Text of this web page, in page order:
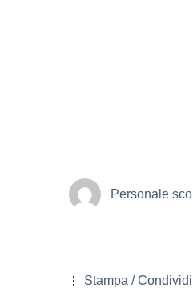
Personale
Stampa / Condividi